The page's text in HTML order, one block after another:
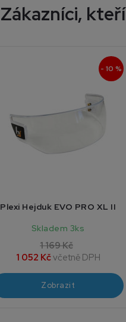
Zákazníci,
- 10 %
Plexi Hejduk EVO PRO XL II
Skladem 3ks
1 169 Kč
1 052 Kčvčetně DPH
Zobrazit